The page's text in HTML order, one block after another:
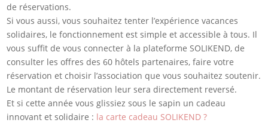
de réservations.
Si vous aussi, vous souhaitez tenter l’expérience vacances
solidaires, le fonctionnement est simple et accessible à tous. Il
vous suffit de vous connecter à la plateforme SOLIKEND, de
consulter les offres des 60 hôtels partenaires, faire votre
réservation et choisir l’association que vous souhaitez soutenir.
Le montant de réservation leur sera directement reversé.
Et si cette année vous glissiez sous le sapin un cadeau
innovant et solidaire : la carte cadeau SOLIKEND ?